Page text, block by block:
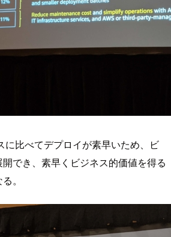
に比べてデプロイが素早いため、ビ
でき、素早くビジネス的価値を得る
。